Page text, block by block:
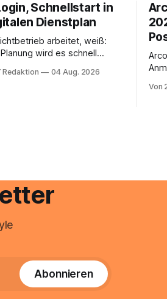
Schnellstart in
Dienstplan
arbeitet, weiß:
wird es schnell
um dienstpläne,
Redaktion 04 Aug. 2026
Von
Abonnieren